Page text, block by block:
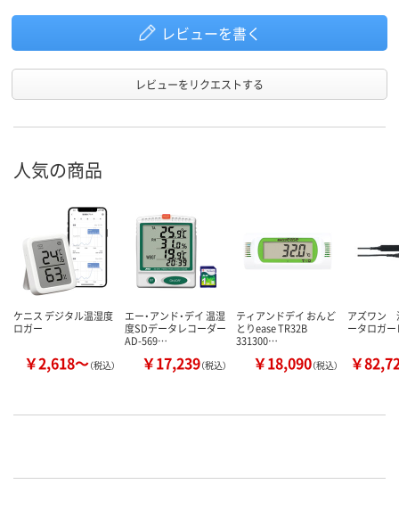
レビューを書く
レビューをリクエストする
人気の商品
ケニス デジタル温湿度
ロガー
￥2,618～（税込）
エー・アンド・デイ 温湿
度SDデータレコーダー
AD-569…
￥17,239（税込）
ティアンドデイ おんど
とりease TR32B
331300…
￥18,090（税込）
アズワン
ータロガ
￥